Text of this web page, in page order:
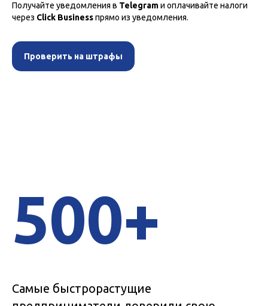
Получайте уведомления в Telegramи оплачивайте налоги
через Click Businessпрямо из уведомления.
Проверить на штрафы
500+
Самые быстрорастущие